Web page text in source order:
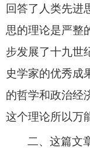
回答了人类先进
思的理论是严整
步发展了十九世
史学家的优秀成
的哲学和政治经
这个理论所以万
二、这篇文